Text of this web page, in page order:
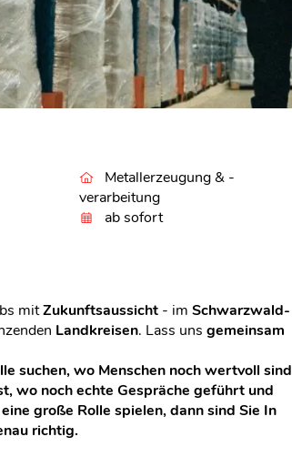
Metallerzeugung & -
verarbeitung
ab sofort
mitZukunftsaussicht - im Schwarzwald-
Landkreisen. Lass uns gemeinsam
suchen, wo Menschen noch wertvoll sind
wo noch echte Gespräche geführt und
große Rolle spielen, dann sind Sie In
richtig.